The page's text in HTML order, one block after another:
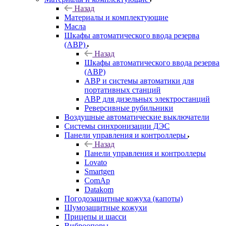
Назад
Материалы и комплектующие
Масла
Шкафы автоматического ввода резерва
(АВР)
Назад
Шкафы автоматического ввода резерва
(АВР)
АВР и системы автоматики для
портативных станций
АВР для дизельных электростанций
Реверсивные рубильники
Воздушные автоматические выключатели
Системы синхронизации ДЭС
Панели управления и контроллеры
Назад
Панели управления и контроллеры
Lovato
Smartgen
ComAp
Datakom
Погодозащитные кожуха (капоты)
Шумозащитные кожухи
Прицепы и шасси